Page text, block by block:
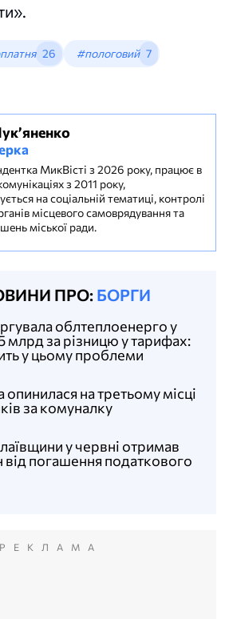
26 #пологовий 7
МикВісті з 2026 року, працює в
з 2011 року,
на соціальній тематиці, контролі
місцевого самоврядування та
міської ради.
ПРО: БОРГИ
у червні отримав
погашення податкового
на третьому місці
за комуналку
облтеплоенерго у
млрд за різницю у тарифах:
у цьому проблеми
РЕКЛАМА